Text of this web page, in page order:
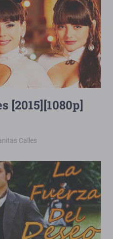
[2015][1080p]
Calles